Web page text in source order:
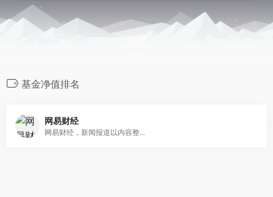
基金净值排名
网易财经
网易财经，新闻报道以内容整...